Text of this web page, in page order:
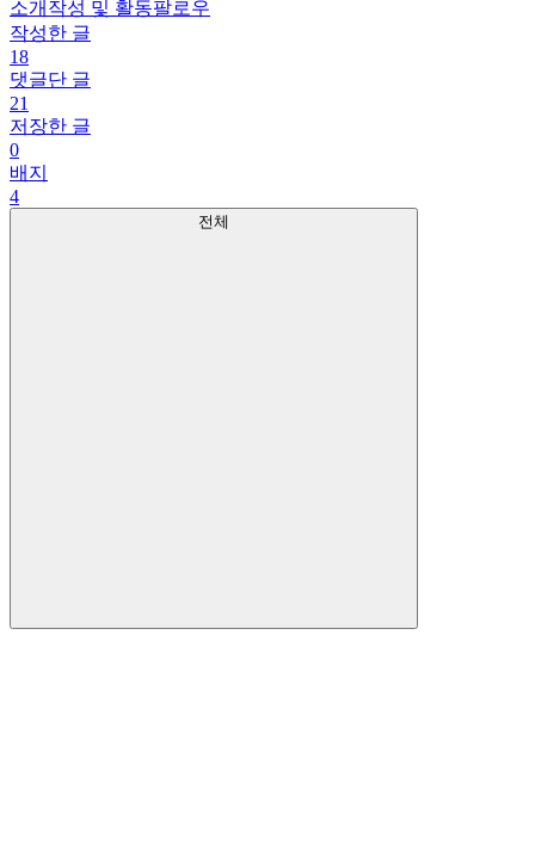
소개 작성 및 활동팔로우
작성한 글
18
댓글단 글
21
저장한 글
0
배지
4
전체